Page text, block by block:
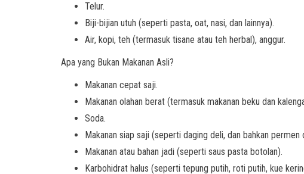
Telur.
Biji-bijian utuh (seperti pasta, oat, nasi, dan lainnya).
Air, kopi, teh (termasuk tisane atau teh herbal), anggur.
Apa yang Bukan Makanan Asli?
Makanan cepat saji.
Makanan olahan berat (termasuk makanan beku dan
Soda.
Makanan siap saji (seperti daging deli, dan bahkan permen
Makanan atau bahan jadi (seperti saus pasta botolan).
Karbohidrat halus (seperti tepung putih, roti putih, kue